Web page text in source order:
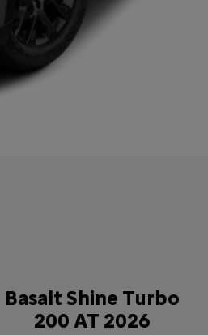
Basalt Shine Turbo
200 AT 2026